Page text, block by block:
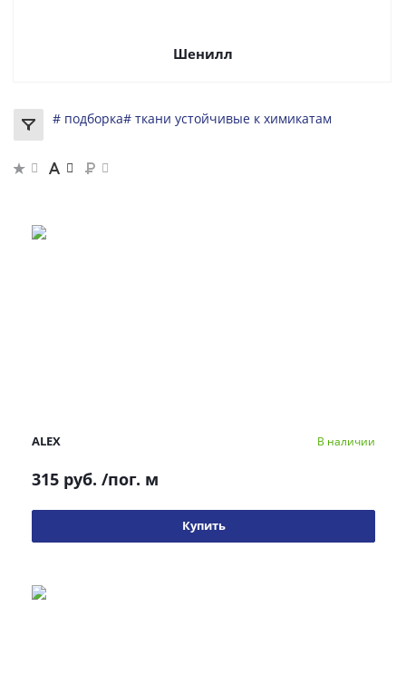
Шенилл
# подборка# ткани устойчивые к химикатам
ALEX В наличии
315 руб. /пог. м
Купить